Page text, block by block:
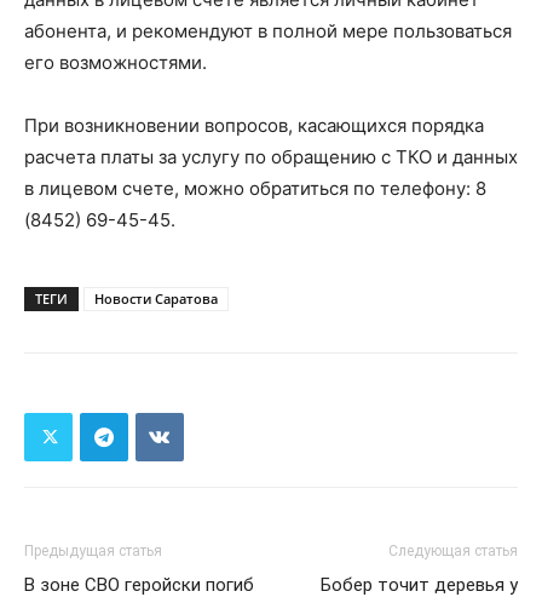
абонента, и рекомендуют в полной мере пользоваться
его возможностями.
При возникновении вопросов, касающихся порядка
расчета платы за услугу по обращению с ТКО и данных
в лицевом счете, можно обратиться по телефону: 8
(8452) 69-45-45.
ТЕГИ Новости Саратова
Предыдущая статья
В зоне СВО геройски погиб
Следующая статья
Бобер точит деревья у